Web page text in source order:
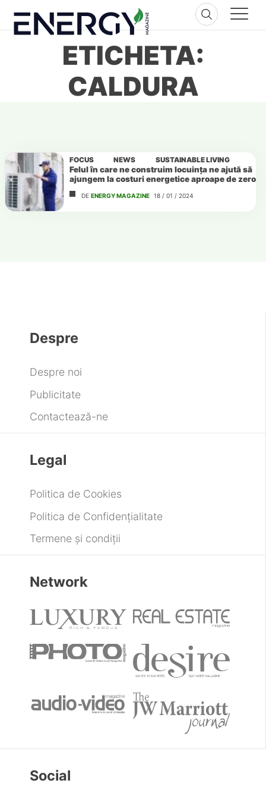
content
ETICHETA:
CALDURA
FOCUS NEWS SUSTAINABLE LIVING
Felul în care ne construim locuința ne ajută să
ajungem la costuri energetice aproape de zero
DE ENERGY MAGAZINE 18 / 01 / 2024
Despre
Despre noi
Publicitate
Contactează-ne
Legal
Politica de Cookies
Politica de Confidențialitate
Termene și condiții
Network
Social